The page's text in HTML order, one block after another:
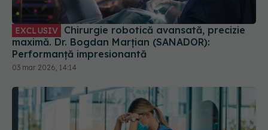
EXCLUSIV
maximă. Dr. Bogdan Marțian (SANADOR):
Performanță impresionantă
03 mar 2026, 14:14